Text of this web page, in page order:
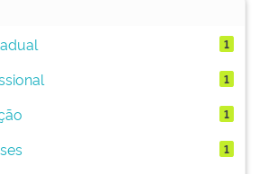
1
1
1
1